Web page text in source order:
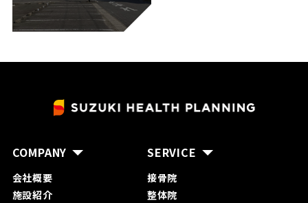
COMPANY
会社概要
施設紹介
SERVICE
接骨院
整体院